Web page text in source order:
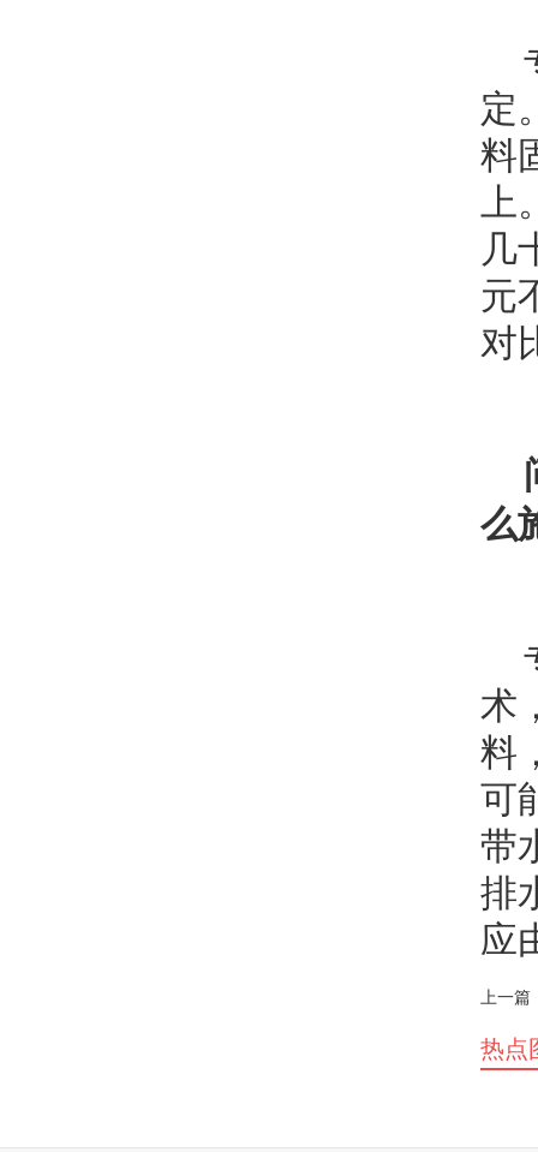
定
料
上
几
元
对
么
术
料
可
带
排
应
上一篇
热点